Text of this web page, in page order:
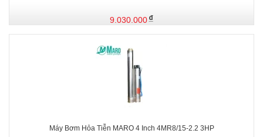
9.030.000
Máy Bơm Hỏa Tiễn MARO 4 Inch 4MR8/15-2.2 3HP